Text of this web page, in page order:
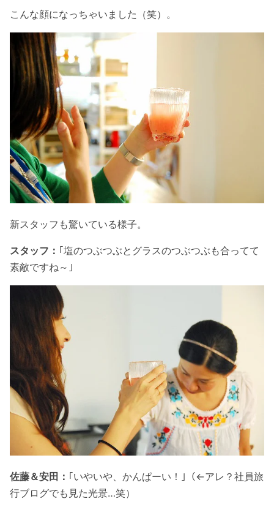
こんな顔になっちゃいました（笑）。
新スタッフも驚いている様子。
スタッフ： ｢塩のつぶつぶとグラスのつぶつぶも合ってて
素敵ですね～｣
佐藤＆安田： ｢いやいや、かんぱーい！｣（←アレ？社員旅
行ブログでも見た光景…笑）